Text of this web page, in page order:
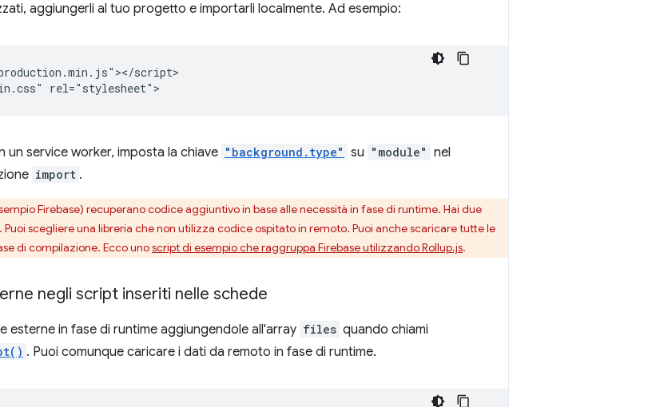
aggiungerli al tuo progetto e importarli localmente. Ad esempio:
script>
un service worker, imposta la chiave "background.type" su "module" nel
import .
Firebase) recuperano codice aggiuntivo in base alle necessità in fase di runtime. Hai due
scegliere una libreria che non utilizza codice ospitato in remoto. Puoi anche scaricare tutte le
di compilazione. Ecco unoscript di esempio che raggruppa Firebase utilizzando Rollup.js.
negli script inseriti nelle schede
esterne in fase di runtime aggiungendole all'array files quando chiami
. Puoi comunque caricare i dati da remoto in fase di runtime.